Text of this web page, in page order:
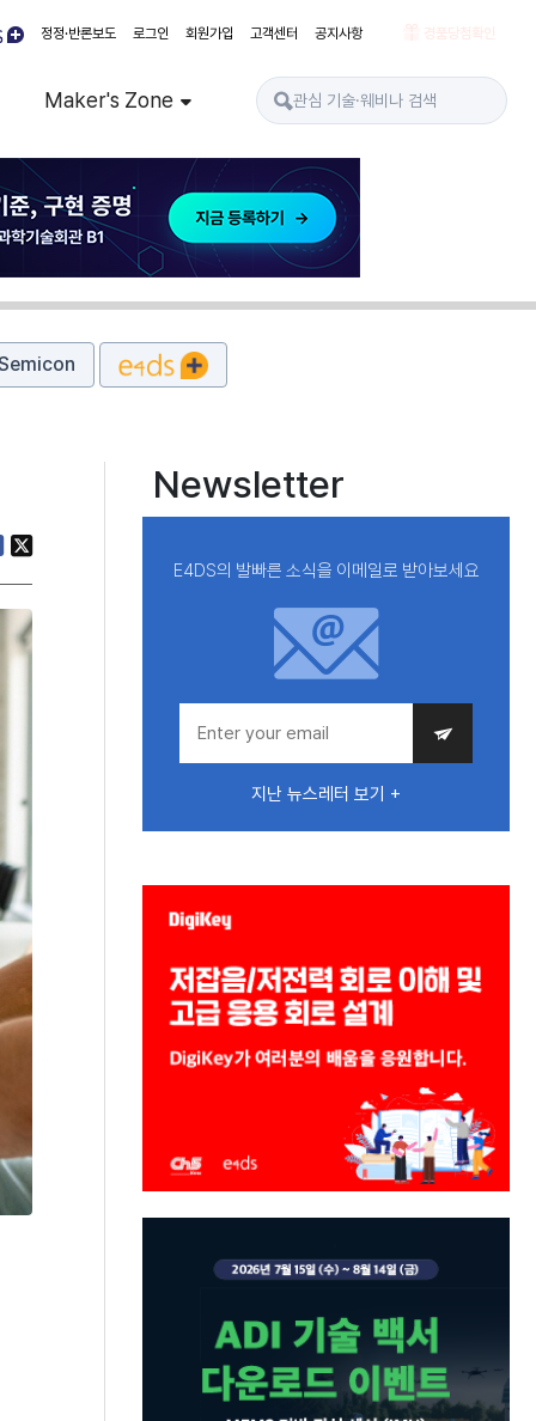
정정·반론보도 로그인 회원가입 고객센터 공지사항 경품당첨확인
Maker's Zone
Newsletter
E4DS의 발빠른 소식을 이메일로 받아보세요
지난 뉴스레터 보기 +